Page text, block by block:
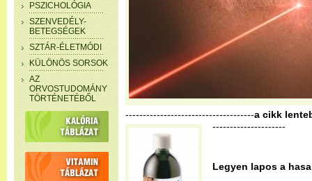
PSZICHOLÓGIA
SZENVEDÉLY-
BETEGSÉGEK
SZTÁR-ÉLETMÓDI
KÜLÖNÖS SORSOK
AZ
ORVOSTUDOMÁNY
TÖRTÉNETÉBŐL
-------------------------------------a cikk
---------------------
Legyen lapos a